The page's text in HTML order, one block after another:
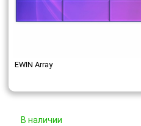
EWIN Array
В наличии